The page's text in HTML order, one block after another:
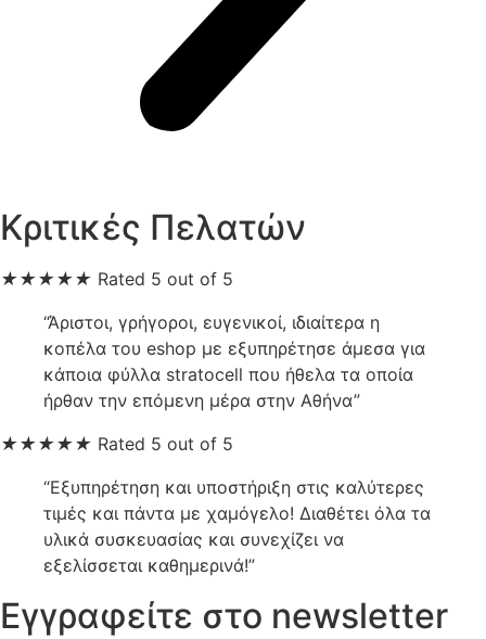
Κριτικές Πελατών
★★★★★ Rated 5 out of 5
“Άριστοι, γρήγοροι, ευγενικοί, ιδιαίτερα η
κοπέλα του eshop με εξυπηρέτησε άμεσα για
κάποια φύλλα stratocell που ήθελα τα οποία
ήρθαν την επόμενη μέρα στην Αθήνα”
★★★★★ Rated 5 out of 5
“Εξυπηρέτηση και υποστήριξη στις καλύτερες
τιμές και πάντα με χαμόγελο! Διαθέτει όλα τα
υλικά συσκευασίας και συνεχίζει να
εξελίσσεται καθημερινά!”
Εγγραφείτε στο newsletter